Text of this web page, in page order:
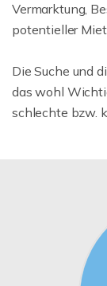
Vermarktung,
potentieller
Die Suche und
das wohl
schlechte bzw.